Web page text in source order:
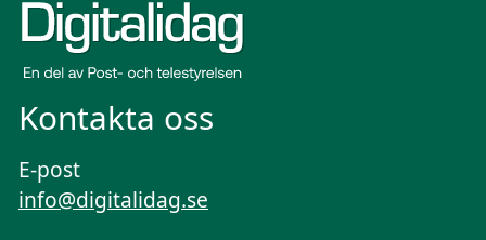
Kontakta oss
E-post
info@digitalidag.se